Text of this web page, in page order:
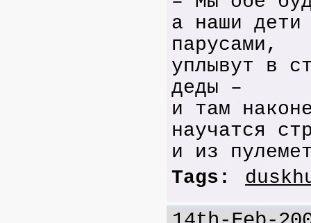
а наши дети
парусами,
уплывут в
деды –
и там
научатся
и из
Tags: